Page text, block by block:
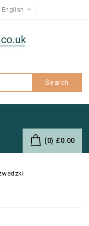
English
Search
(0) £0.00